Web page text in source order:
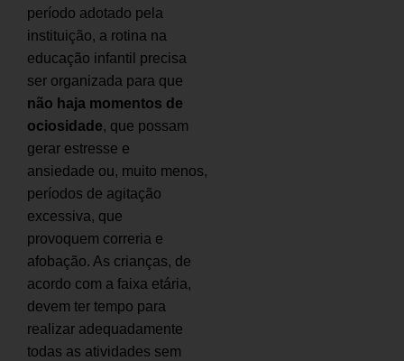
período adotado pela
instituição, a rotina na
educação infantil precisa
ser organizada para que
não haja momentos de
ociosidade, que possam
gerar estresse e
ansiedade ou, muito menos,
períodos de agitação
excessiva, que
provoquem correria e
afobação. As crianças, de
acordo com a faixa etária,
devem ter tempo para
realizar adequadamente
todas as atividades sem